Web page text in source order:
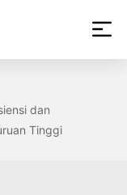
dan
Tinggi